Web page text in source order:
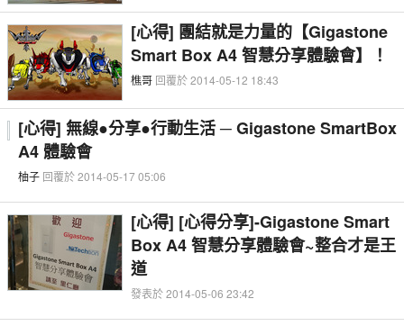
[心得] 團結就是力量的【Gigastone
Smart Box A4 智慧分享體驗會】！
樵哥回覆於 2014-05-12 18:43
[心得] 無線●分享●行動生活 ─ Gigastone SmartBox
A4 體驗會
柚子回覆於 2014-05-17 05:06
[心得] [心得分享]-Gigastone Smart
Box A4 智慧分享體驗會~整合才是王
道
發表於 2014-05-06 23:42